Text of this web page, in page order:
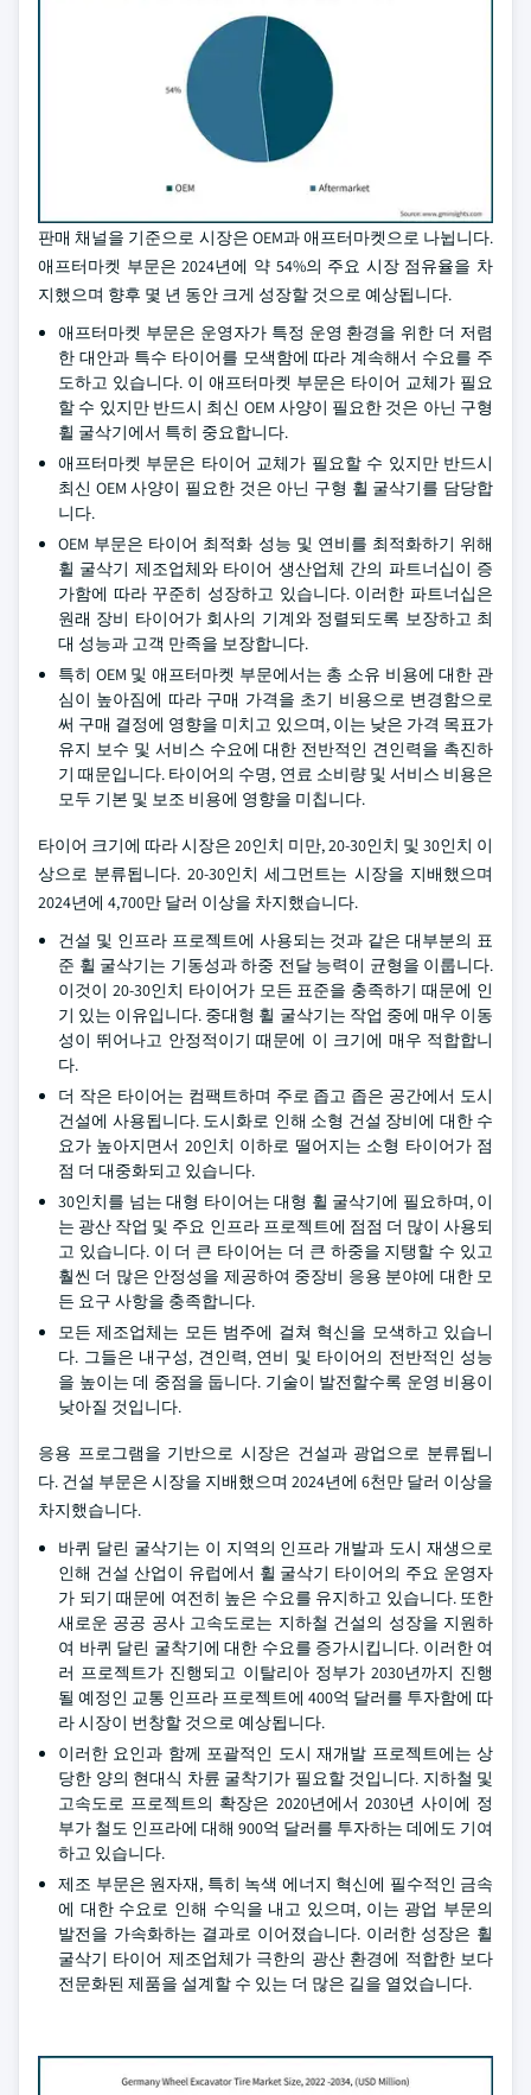
판매 채널을 기준으로 시장은 OEM과 애프터마켓으로 나뉩니다.
애프터마켓 부문은 2024년에 약 54%의 주요 시장 점유율을 차
지했으며 향후 몇 년 동안 크게 성장할 것으로 예상됩니다.
애프터마켓 부문은 운영자가 특정 운영 환경을 위한 더 저렴
한 대안과 특수 타이어를 모색함에 따라 계속해서 수요를 주
도하고 있습니다. 이 애프터마켓 부문은 타이어 교체가 필요
할 수 있지만 반드시 최신 OEM 사양이 필요한 것은 아닌 구형
휠 굴삭기에서 특히 중요합니다.
애프터마켓 부문은 타이어 교체가 필요할 수 있지만 반드시
최신 OEM 사양이 필요한 것은 아닌 구형 휠 굴삭기를 담당합
니다.
OEM 부문은 타이어 최적화 성능 및 연비를 최적화하기 위해
휠 굴삭기 제조업체와 타이어 생산업체 간의 파트너십이 증
가함에 따라 꾸준히 성장하고 있습니다. 이러한 파트너십은
원래 장비 타이어가 회사의 기계와 정렬되도록 보장하고 최
대 성능과 고객 만족을 보장합니다.
특히 OEM 및 애프터마켓 부문에서는 총 소유 비용에 대한 관
심이 높아짐에 따라 구매 가격을 초기 비용으로 변경함으로
써 구매 결정에 영향을 미치고 있으며, 이는 낮은 가격 목표가
유지 보수 및 서비스 수요에 대한 전반적인 견인력을 촉진하
기 때문입니다. 타이어의 수명, 연료 소비량 및 서비스 비용은
모두 기본 및 보조 비용에 영향을 미칩니다.
타이어 크기에 따라 시장은 20인치 미만, 20-30인치 및 30인치 이
상으로 분류됩니다. 20-30인치 세그먼트는 시장을 지배했으며
2024년에 4,700만 달러 이상을 차지했습니다.
건설 및 인프라 프로젝트에 사용되는 것과 같은 대부분의 표
준 휠 굴삭기는 기동성과 하중 전달 능력이 균형을 이룹니다.
이것이 20-30인치 타이어가 모든 표준을 충족하기 때문에 인
기 있는 이유입니다. 중대형 휠 굴삭기는 작업 중에 매우 이동
성이 뛰어나고 안정적이기 때문에 이 크기에 매우 적합합니
다.
더 작은 타이어는 컴팩트하며 주로 좁고 좁은 공간에서 도시
건설에 사용됩니다. 도시화로 인해 소형 건설 장비에 대한 수
요가 높아지면서 20인치 이하로 떨어지는 소형 타이어가 점
점 더 대중화되고 있습니다.
30인치를 넘는 대형 타이어는 대형 휠 굴삭기에 필요하며, 이
는 광산 작업 및 주요 인프라 프로젝트에 점점 더 많이 사용되
고 있습니다. 이 더 큰 타이어는 더 큰 하중을 지탱할 수 있고
훨씬 더 많은 안정성을 제공하여 중장비 응용 분야에 대한 모
든 요구 사항을 충족합니다.
모든 제조업체는 모든 범주에 걸쳐 혁신을 모색하고 있습니
다. 그들은 내구성, 견인력, 연비 및 타이어의 전반적인 성능
을 높이는 데 중점을 둡니다. 기술이 발전할수록 운영 비용이
낮아질 것입니다.
응용 프로그램을 기반으로 시장은 건설과 광업으로 분류됩니
다. 건설 부문은 시장을 지배했으며 2024년에 6천만 달러 이상을
차지했습니다.
바퀴 달린 굴삭기는 이 지역의 인프라 개발과 도시 재생으로
인해 건설 산업이 유럽에서 휠 굴삭기 타이어의 주요 운영자
가 되기 때문에 여전히 높은 수요를 유지하고 있습니다. 또한
새로운 공공 공사 고속도로는 지하철 건설의 성장을 지원하
여 바퀴 달린 굴착기에 대한 수요를 증가시킵니다. 이러한 여
러 프로젝트가 진행되고 이탈리아 정부가 2030년까지 진행
될 예정인 교통 인프라 프로젝트에 400억 달러를 투자함에 따
라 시장이 번창할 것으로 예상됩니다.
이러한 요인과 함께 포괄적인 도시 재개발 프로젝트에는 상
당한 양의 현대식 차륜 굴착기가 필요할 것입니다. 지하철 및
고속도로 프로젝트의 확장은 2020년에서 2030년 사이에 정
부가 철도 인프라에 대해 900억 달러를 투자하는 데에도 기여
하고 있습니다.
제조 부문은 원자재, 특히 녹색 에너지 혁신에 필수적인 금속
에 대한 수요로 인해 수익을 내고 있으며, 이는 광업 부문의
발전을 가속화하는 결과로 이어졌습니다. 이러한 성장은 휠
굴삭기 타이어 제조업체가 극한의 광산 환경에 적합한 보다
전문화된 제품을 설계할 수 있는 더 많은 길을 열었습니다.